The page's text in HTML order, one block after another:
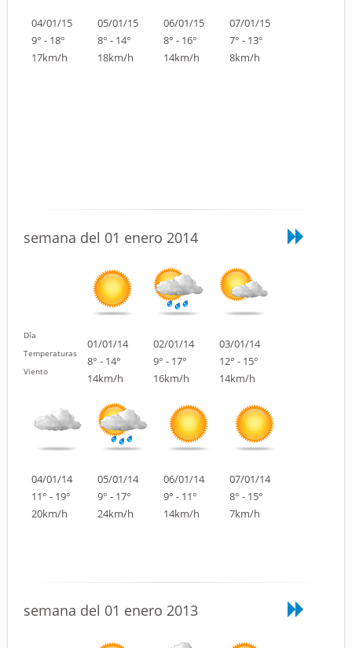
04/01/15
9° - 18°
17km/h
05/01/15
8° - 14°
18km/h
06/01/15
8° - 16°
14km/h
07/01/15
7° - 13°
8km/h
semana del 01 enero 2014
Día
Temperaturas
Viento
01/01/14
8° - 14°
14km/h
02/01/14
9° - 17°
16km/h
03/01/14
12° - 15°
14km/h
04/01/14
11° - 19°
20km/h
05/01/14
9° - 17°
24km/h
06/01/14
9° - 11°
14km/h
07/01/14
8° - 15°
7km/h
semana del 01 enero 2013